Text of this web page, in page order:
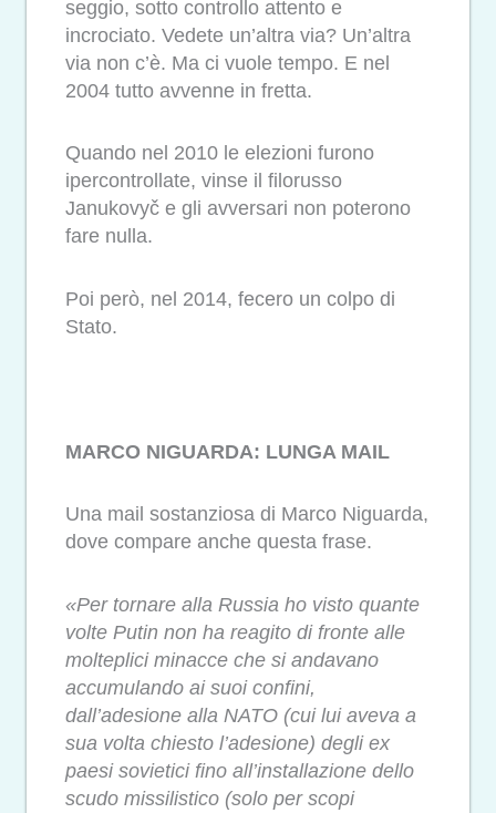
seggio, sotto controllo attento e
incrociato. Vedete un’altra via? Un’altra
via non c’è. Ma ci vuole tempo. E nel
2004 tutto avvenne in fretta.
Quando nel 2010 le elezioni furono
ipercontrollate, vinse il filorusso
Janukovyč e gli avversari non poterono
fare nulla.
Poi però, nel 2014, fecero un colpo di
Stato.
MARCO NIGUARDA: LUNGA MAIL
Una mail sostanziosa di Marco Niguarda,
dove compare anche questa frase.
«Per tornare alla Russia ho visto quante
volte Putin non ha reagito di fronte alle
molteplici minacce che si andavano
accumulando ai suoi confini,
dall’adesione alla NATO (cui lui aveva a
sua volta chiesto l’adesione) degli ex
paesi sovietici fino all’installazione dello
scudo missilistico (solo per scopi